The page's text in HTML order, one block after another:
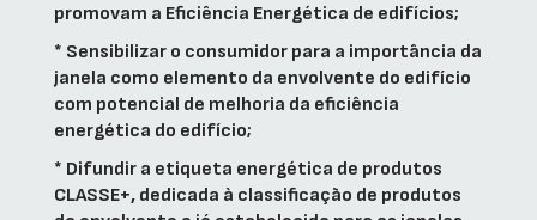
promovam a Eficiência Energética de edifícios;
* Sensibilizar o consumidor para a importância da
janela como elemento da envolvente do edifício
com potencial de melhoria da eficiência
energética do edifício;
* Difundir a etiqueta energética de produtos
CLASSE+, dedicada à classificação de produtos